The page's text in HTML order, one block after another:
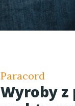
Paracord
Wyroby